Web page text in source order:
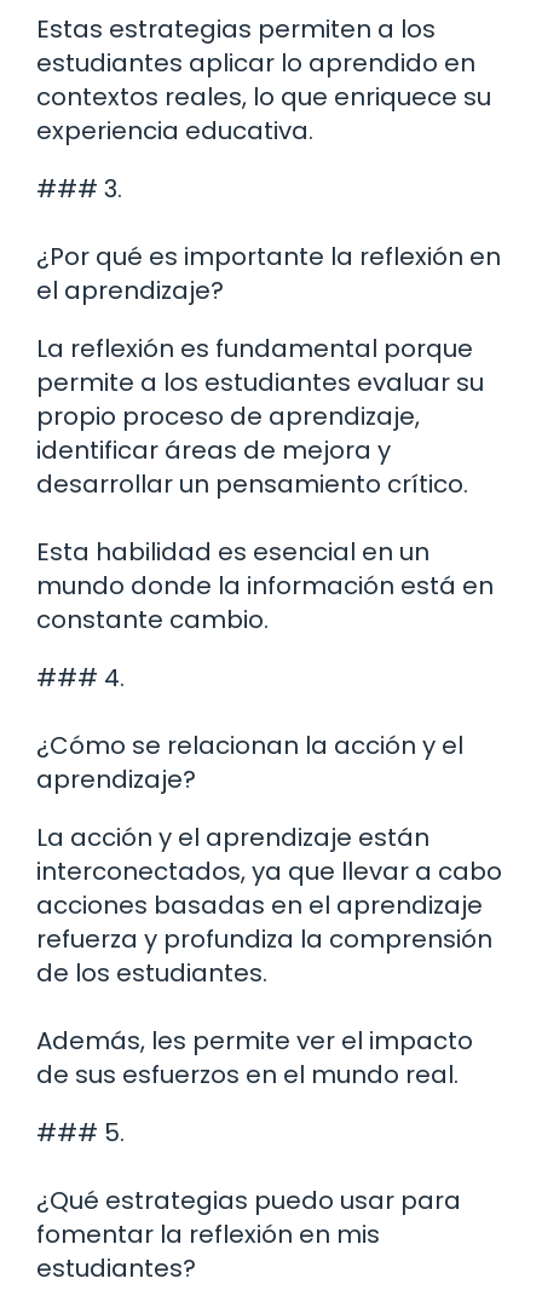
Estas estrategias permiten a los
estudiantes aplicar lo aprendido en
contextos reales, lo que enriquece su
experiencia educativa.
### 3.
¿Por qué es importante la reflexión en
el aprendizaje?
La reflexión es fundamental porque
permite a los estudiantes evaluar su
propio proceso de aprendizaje,
identificar áreas de mejora y
desarrollar un pensamiento crítico.
Esta habilidad es esencial en un
mundo donde la información está en
constante cambio.
### 4.
¿Cómo se relacionan la acción y el
aprendizaje?
La acción y el aprendizaje están
interconectados, ya que llevar a cabo
acciones basadas en el aprendizaje
refuerza y profundiza la comprensión
de los estudiantes.
Además, les permite ver el impacto
de sus esfuerzos en el mundo real.
### 5.
¿Qué estrategias puedo usar para
fomentar la reflexión en mis
estudiantes?